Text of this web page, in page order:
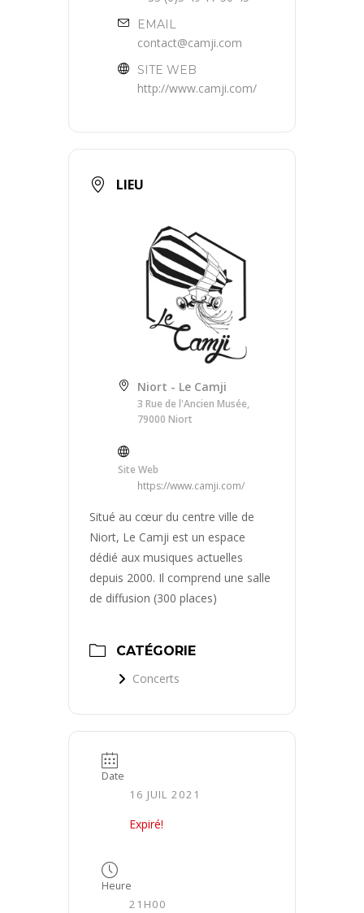
EMAIL
contact@camji.com
SITE WEB
http://www.camji.com/
LIEU
Niort - Le Camji
3 Rue de l'Ancien Musée,
79000 Niort
Site Web
https://www.camji.com/
Situé au cœur du centre ville de
Niort, Le Camji est un espace
dédié aux musiques actuelles
depuis 2000. Il comprend une salle
de diffusion (300 places)
CATÉGORIE
Concerts
Date
16 JUIL 2021
Expiré!
Heure
21H00